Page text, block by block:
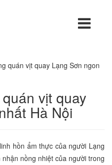
quán vịt quay Lạng Sơn ngon
vịt quay
Hà Nội
hồn ẩm thực của người Lạng
nồng nhiệt của người trong